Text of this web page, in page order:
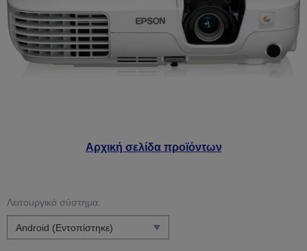
Αρχική σελίδα προϊόντων
Λειτουργικό σύστημα: